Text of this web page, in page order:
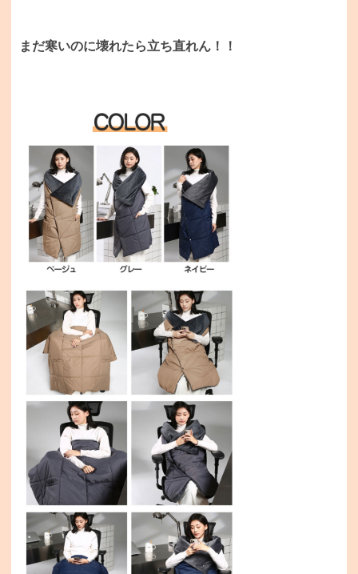
まだ寒いのに壊れたら立ち直れん！！